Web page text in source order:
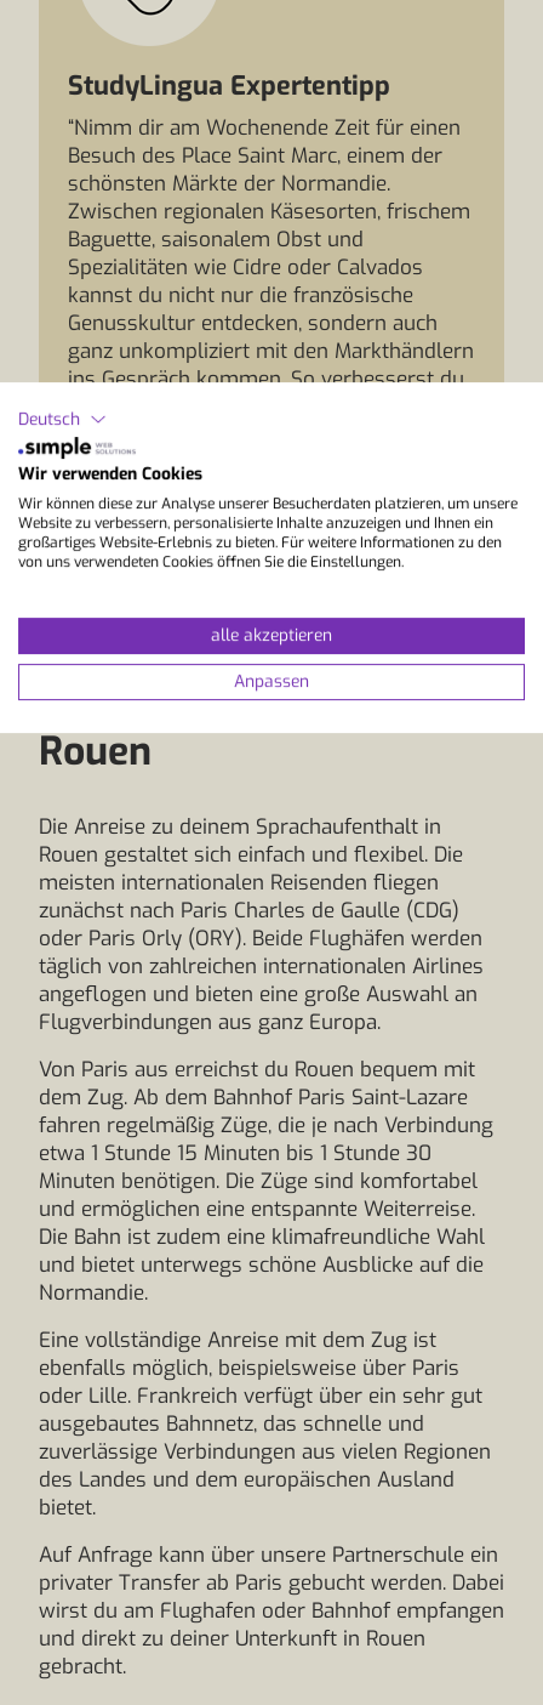
StudyLingua Expertentipp
“Nimm dir am Wochenende Zeit für einen
Besuch des Place Saint Marc, einem der
schönsten Märkte der Normandie.
Zwischen regionalen Käsesorten, frischem
Baguette, saisonalem Obst und
Spezialitäten wie Cidre oder Calvados
kannst du nicht nur die französische
Genusskultur entdecken, sondern auch
ganz unkompliziert mit den Markthändlern
ins Gespräch kommen. So verbesserst du
dein Französisch in einer authentischen
Alltagssituation und lernst Rouen von
seiner genussvollen Seite kennen.”
So kommst du zu deinem
Sprachaufenthalt in
Rouen
Die Anreise zu deinem Sprachaufenthalt in
Rouen gestaltet sich einfach und flexibel. Die
meisten internationalen Reisenden fliegen
zunächst nach Paris Charles de Gaulle (CDG)
oder Paris Orly (ORY). Beide Flughäfen werden
täglich von zahlreichen internationalen Airlines
angeflogen und bieten eine große Auswahl an
Flugverbindungen aus ganz Europa.
Von Paris aus erreichst du Rouen bequem mit
dem Zug. Ab dem Bahnhof Paris Saint-Lazare
fahren regelmäßig Züge, die je nach Verbindung
etwa 1 Stunde 15 Minuten bis 1 Stunde 30
Minuten benötigen. Die Züge sind komfortabel
und ermöglichen eine entspannte Weiterreise.
Die Bahn ist zudem eine klimafreundliche Wahl
und bietet unterwegs schöne Ausblicke auf die
Normandie.
Eine vollständige Anreise mit dem Zug ist
ebenfalls möglich, beispielsweise über Paris
oder Lille. Frankreich verfügt über ein sehr gut
ausgebautes Bahnnetz, das schnelle und
zuverlässige Verbindungen aus vielen Regionen
des Landes und dem europäischen Ausland
bietet.
Auf Anfrage kann über unsere Partnerschule ein
privater Transfer ab Paris gebucht werden. Dabei
wirst du am Flughafen oder Bahnhof empfangen
und direkt zu deiner Unterkunft in Rouen
gebracht.
Deutsch
Wir verwenden Cookies
Wir können diese zur Analyse unserer Besucherdaten platzieren, um unsere
Website zu verbessern, personalisierte Inhalte anzuzeigen und Ihnen ein
großartiges Website-Erlebnis zu bieten. Für weitere Informationen zu den
von uns verwendeten Cookies öffnen Sie die Einstellungen.
alle akzeptieren
Anpassen